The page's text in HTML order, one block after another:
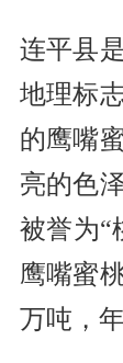
连平县
地理标
的鹰嘴
亮的色
被誉为“
鹰嘴蜜
万吨，